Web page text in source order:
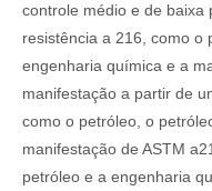
controle médio e de baixa
resistência a 216, como o
engenharia química e a
manifestação a partir de
como o petróleo, o
manifestação de ASTM
petróleo e a engenharia